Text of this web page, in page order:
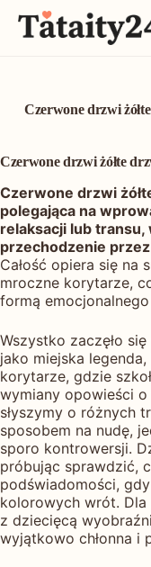
P
r
d
o
r
e
ś
c
i
Czerwone drzwi
Czerwone drzwi żółte
Czerwone drzwi
polegająca na
relaksacji lub
przechodzenie
Całość opiera się na
mroczne korytarze,
formą
Wszystko zaczęło
jako miejska
korytarze, gdzie
wymiany opowieści
słyszymy o różnych
sposobem na nudę,
sporo kontrowersji.
próbując sprawdzić,
podświadomości,
kolorowych wrót.
z dziecięcą
wyjątkowo chłonna i